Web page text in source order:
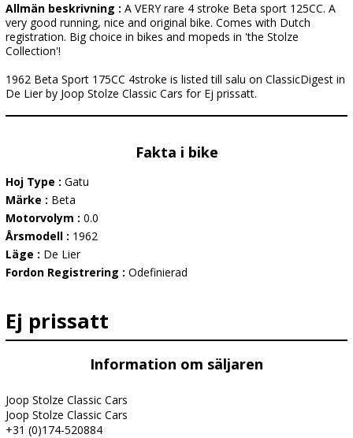
Allmän beskrivning : A VERY rare 4 stroke Beta sport 125CC. A
very good running, nice and original bike. Comes with Dutch
registration. Big choice in bikes and mopeds in 'the Stolze
Collection'!
1962 Beta Sport 175CC 4stroke is listed till salu on ClassicDigest in
De Lier by Joop Stolze Classic Cars for Ej prissatt.
Fakta i bike
Hoj Type : Gatu
Märke : Beta
Motorvolym : 0.0
Årsmodell : 1962
Läge : De Lier
Fordon Registrering : Odefinierad
Ej prissatt
Information om säljaren
Joop Stolze Classic Cars
Joop Stolze Classic Cars
+31 (0)174-520884